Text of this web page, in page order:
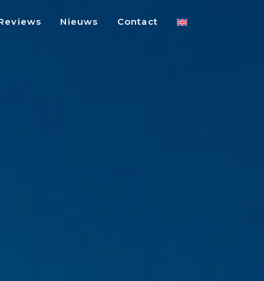
Nieuws Contact